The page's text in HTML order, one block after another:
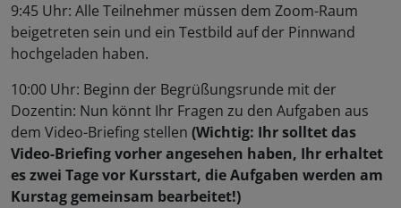
9:45 Uhr: Alle Teilnehmer müssen dem Zoom-Raum
beigetreten sein und ein Testbild auf der Pinnwand
hochgeladen haben.
10:00 Uhr: Beginn der Begrüßungsrunde mit der
Dozentin: Nun könnt Ihr Fragen zu den Aufgaben aus
dem Video-Briefing stellen (Wichtig: Ihr solltet das
Video-Briefing vorher angesehen haben, Ihr erhaltet
es zwei Tage vor Kursstart, die Aufgaben werden am
Kurstag gemeinsam bearbeitet!)